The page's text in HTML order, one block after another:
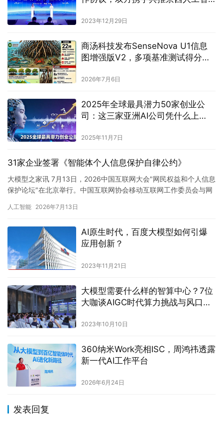
2023年12月29日
商汤科技发布SenseNova U1信息
图增强版V2，多项基准测试得分提
2026年7月6日
2025年全球最具潜力50家创业公
司：这三家亚洲AI公司凭什么上
2025年11月7日
31家企业签署《智能体个人信息保护自律公约》
大模型之家讯 7月13日，2026中国互联网大会"网民权益和个人信息
保护论坛"在北京举行。中国互联网协会移动互联网工作委员会与网
人工智能 2026年7月13日
AI原生时代，百度大模型如何引爆
应用创新？
2023年11月21日
大模型需要什么样的智算中心？7位
大咖谈AIGC时代算力挑战与风口丨
2023年10月10日
360纳米Work亮相ISC，周鸿祎透露
新一代AI工作平台
2026年6月24日
发表回复